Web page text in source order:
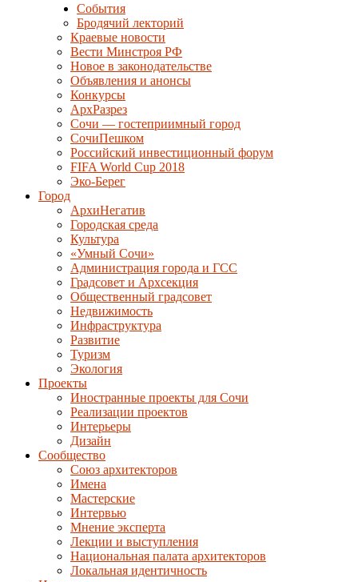
События
Бродячий лекторий
Краевые новости
Вести Минстроя РФ
Новое в законодательстве
Объявления и анонсы
Конкурсы
АрхРазрез
Сочи — гостеприимный город
СочиПешком
Российский инвестиционный форум
FIFA World Cup 2018
Эко-Берег
Город
АрхиНегатив
Городская среда
Культура
«Умный Сочи»
Администрация города и ГСС
Градсовет и Архсекция
Общественный градсовет
Недвижимость
Инфраструктура
Развитие
Туризм
Экология
Проекты
Иностранные проекты для Сочи
Реализации проектов
Интерьеры
Дизайн
Сообщество
Союз архитекторов
Имена
Мастерские
Интервью
Мнение эксперта
Лекции и выступления
Национальная палата архитекторов
Локальная идентичность